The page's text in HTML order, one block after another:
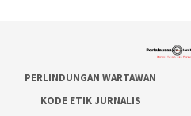
PERLINDUNGAN WARTAWAN
KODE ETIK JURNALIS